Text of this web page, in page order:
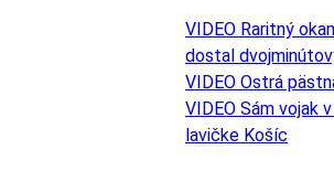
VIDEO Raritný
dostal
VIDEO Ostrá
VIDEO Sám vojak
lavičke Košíc